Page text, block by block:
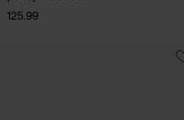
125.99